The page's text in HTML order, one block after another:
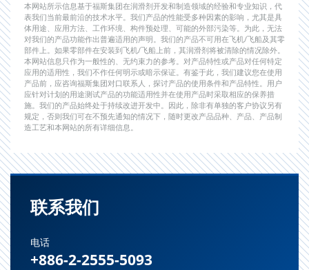
本网站所示信息基于福斯集团在润滑剂开发和制造领域的经验和专业知识，代
表我们当前最前沿的技术水平。我们产品的性能受多种因素的影响，尤其是具
体用途、应用方法、工作环境、构件预处理、可能的外部污染等。为此，无法
对我们的产品功能作出普遍适用的声明。我们的产品不可用在飞机/飞船及其零
部件上。如果零部件在安装到飞机/飞船上前，其润滑剂将被清除的情况除外。
本网站信息只作为一般性的、无约束力的参考。对产品特性或产品对任何特定
应用的适用性，我们不作任何明示或暗示保证。有鉴于此，我们建议您在使用
产品前，应咨询福斯集团对口联系人，探讨产品的使用条件和产品特性。用户
应针对计划的用途测试产品的功能适用性并在使用产品时采取相应的保养措
施。我们的产品始终处于持续改进开发中。因此，除非有单独的客户协议另有
规定，否则我们可在不预先通知的情况下，随时更改产品品种、产品、产品制
造工艺和本网站的所有详细信息。
联系我们
电话
+886-2-2555-5093